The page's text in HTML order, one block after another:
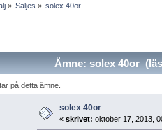
» Säljes » solex 40or
Ämne: solex 40or
på detta ämne.
solex 40or
« skrivet: oktober 17, 2013,